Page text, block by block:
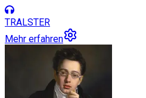
TRALSTER
Mehr erfahren